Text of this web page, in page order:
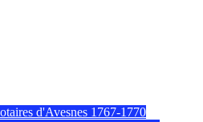
d'Avesnes 1767-1770